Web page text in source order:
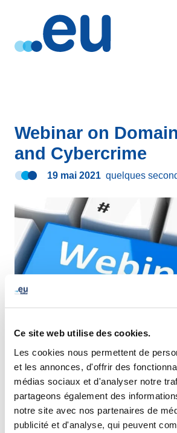
Ce site web utilise des cookies.
Les cookies nous permettent de
et les annonces, d'offrir des
médias sociaux et d'analyser notre
partageons également des
notre site avec nos partenaires de
publicité et d'analyse, qui peuvent
Webinar on
and Cybercrime
19 mai 2021 quelques
partager via LinkedInTwitterFacebook